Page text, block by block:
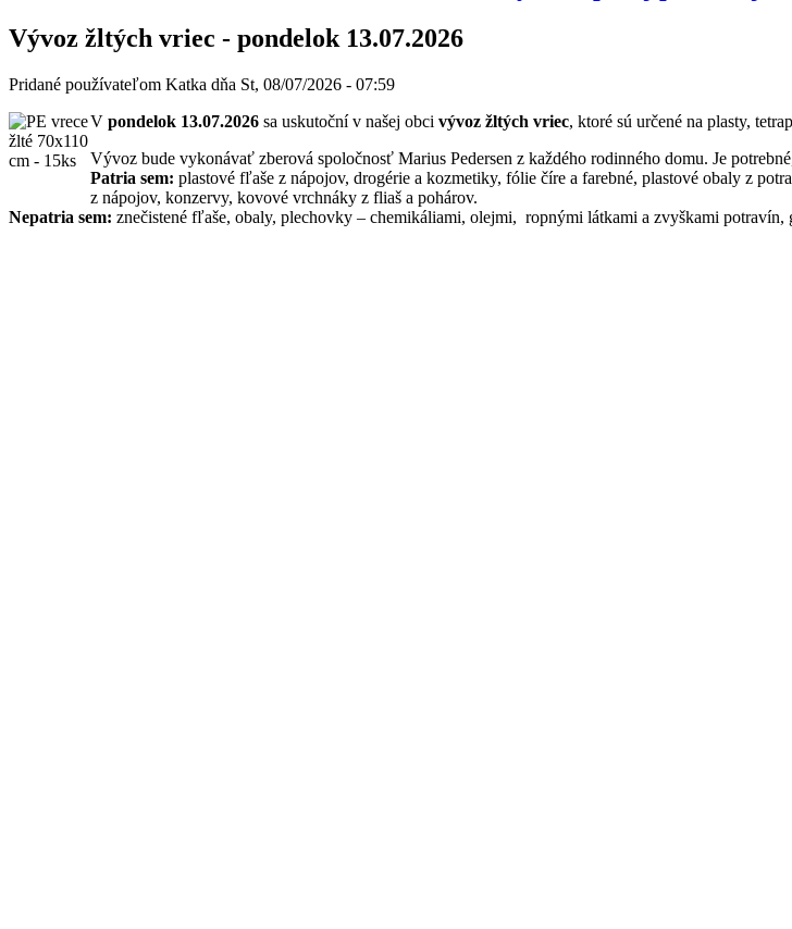
Vývoz žltých vriec - pondelok 13.07.2026
Pridané používateľom Katka dňa St, 08/07/2026 - 07:59
V pondelok 13.07.2026 sa uskutoční v našej obci vývoz žltých vriec, ktoré sú určené na plasty,
Vývoz bude vykonávať zberová spoločnosť Marius Pedersen z každého rodinného domu. Je
Patria sem: plastové fľaše z nápojov, drogérie a kozmetiky, fólie číre a farebné, plastové obaly z
z nápojov, konzervy, kovové vrchnáky z fliaš a pohárov.
Nepatria sem: znečistené fľaše, obaly, plechovky – chemikáliami, olejmi, ropnými látkami a zvyškami potravín,